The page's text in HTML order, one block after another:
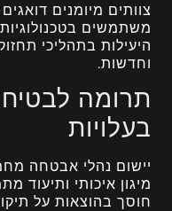
צוותים מיומנים
משתמשים
היעילות בתהליכי
וחדשות.
תרומה
בעלויות
יישום נהלי אבטחה
מיגון איכותי ותיעוד
חוסך בהוצאות על